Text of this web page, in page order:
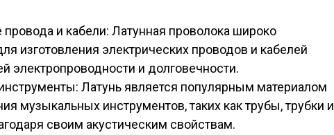
провода и кабели: Латунная проволока широко
изготовления электрических проводов и кабелей
электропроводности и долговечности.
Латунь является популярным материалом
музыкальных инструментов, таких как трубы, трубки и
своим акустическим свойствам.